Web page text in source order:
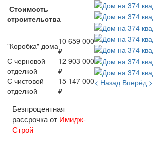
Стоимость
строительства
"Коробка" дома10 659 000
₽
С черновой
отделкой
12 903 000
₽
С чистовой
отделкой
15 147 000
₽
Безпроцентная
рассрочка от Имидж-
Строй
< Назад Вперёд >